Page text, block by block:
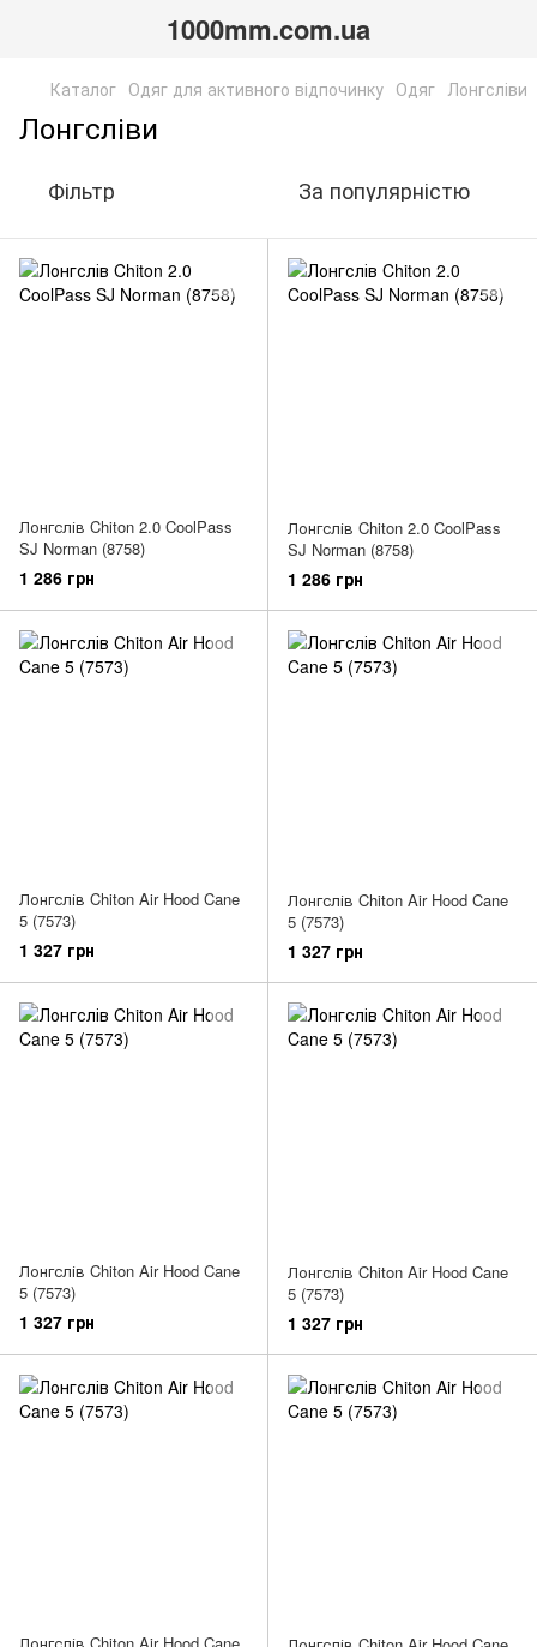
1000mm.com.ua
Каталог Одяг для активного відпочинку Одяг Лонгсліви
Лонгсліви
Фільтр За популярністю
Лонгслів Chiton 2.0 CoolPass
SJ Norman (8758)
1 286 грн
Лонгслів Chiton 2.0 CoolPass
SJ Norman (8758)
1 286 грн
Лонгслів Chiton Air Hood Cane
5 (7573)
1 327 грн
Лонгслів Chiton Air Hood Cane
5 (7573)
1 327 грн
Лонгслів Chiton Air Hood Cane
5 (7573)
1 327 грн
Лонгслів Chiton Air Hood Cane
5 (7573)
1 327 грн